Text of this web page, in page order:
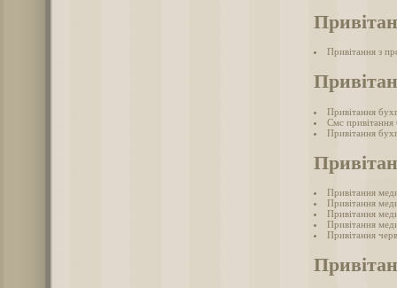
Привітання з
Привітання
Смс привітання
Привітання
Привітання
Привітання
Привітання
Привітання
Привітання